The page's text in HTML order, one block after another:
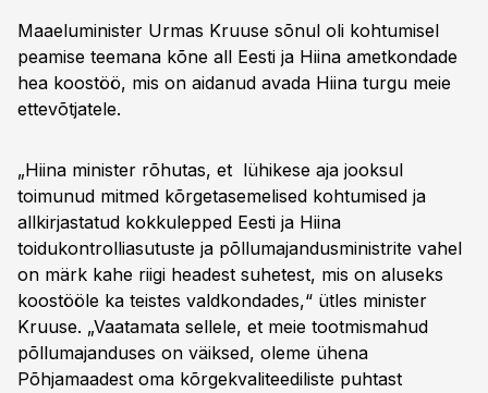
Maaeluminister Urmas Kruuse sõnul oli kohtumisel
peamise teemana kõne all Eesti ja Hiina ametkondade
hea koostöö, mis on aidanud avada Hiina turgu meie
ettevõtjatele.
„Hiina minister rõhutas, et lühikese aja jooksul
toimunud mitmed kõrgetasemelised kohtumised ja
allkirjastatud kokkulepped Eesti ja Hiina
toidukontrolliasutuste ja põllumajandusministrite vahel
on märk kahe riigi headest suhetest, mis on aluseks
koostööle ka teistes valdkondades,“ ütles minister
Kruuse. „Vaatamata sellele, et meie tootmismahud
põllumajanduses on väiksed, oleme ühena
Põhjamaadest oma kõrgekvaliteediliste puhtast